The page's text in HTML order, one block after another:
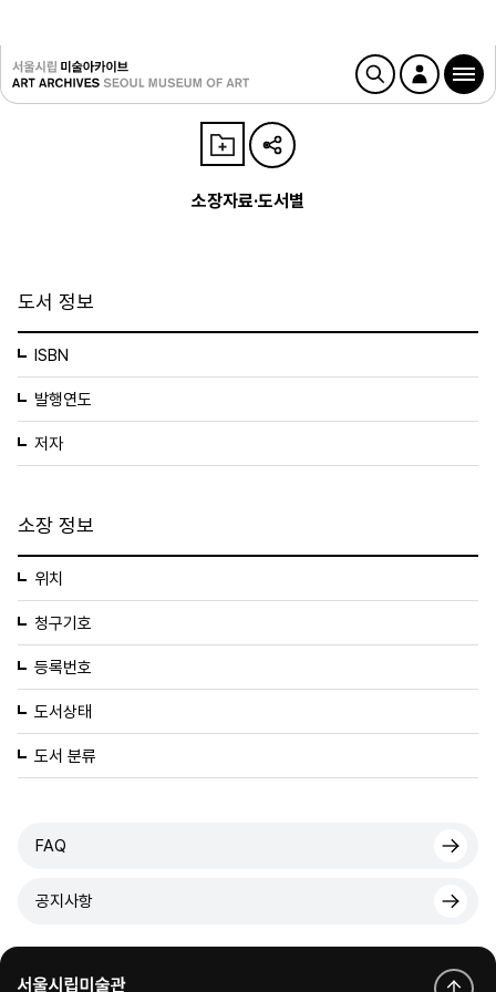
소장자료·도서별
도서 정보
ISBN
발행연도
저자
소장 정보
위치
청구기호
등록번호
도서상태
도서 분류
FAQ
공지사항